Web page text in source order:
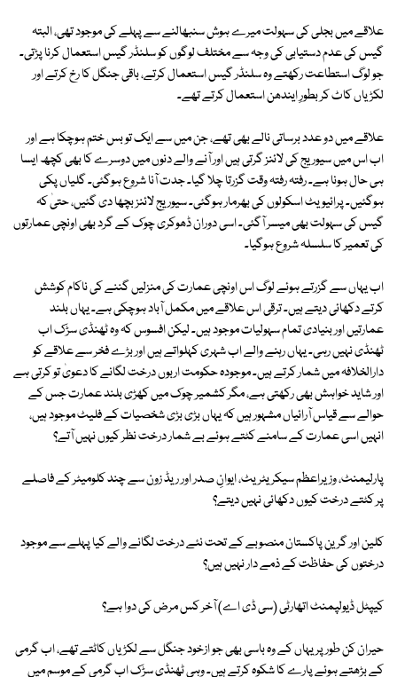
علاقے میں بجلی کی سہولت میرے ہوش سنبھالنے سے پہلے کی موجود تھی، البتہ
گیس کی عدم دستیابی کی وجہ سے مختلف لوگوں کو سلنڈر گیس استعمال کرنا پڑتی۔
جو لوگ استطاعت رکھتے وہ سلنڈر گیس استعمال کرتے، باقی جنگل کا رخ کرتے اور
لکڑیاں کاٹ کر بطورِ ایندھن استعمال کرتے تھے۔
علاقے میں دو عدد برساتی نالے بھی تھے، جن میں سے ایک تو بس ختم ہوچکا ہے اور
اب اس میں سیوریج کی لائنز گرتی ہیں اور آنے والے دنوں میں دوسرے کا بھی کچھ ایسا
ہی حال ہونا ہے۔ رفتہ رفتہ وقت گزرتا چلا گیا۔ جدت آنا شروع ہوگئی۔ گلیاں پکی
ہوگئیں۔ پرائیویٹ اسکولوں کی بھرمار ہوگئی۔ سیوریج لائنز بچھا دی گئیں، حتیٰ کہ
گیس کی سہولت بھی میسر آگئی۔ اسی دوران ڈھوکری چوک کے گرد بھی اونچی عمارتوں
کی تعمیر کا سلسلہ شروع ہوگیا۔
اب یہاں سے گزرتے ہوئے لوگ اس اونچی عمارت کی منزلیں گننے کی ناکام کوشش
کرتے دکھائی دیتے ہیں۔ ترقی اس علاقے میں مکمل آباد ہوچکی ہے۔ یہاں بلند
عمارتیں اور بنیادی تمام سہولیات موجود ہیں۔ لیکن افسوس کہ وہ ٹھنڈی سڑک اب
ٹھنڈی نہیں رہی۔ یہاں رہنے والے اب شہری کہلواتے ہیں اور بڑے فخر سے علاقے کو
دارالخلافہ میں شمار کرتے ہیں۔ موجودہ حکومت اربوں درخت لگانے کا دعویٰ تو کرتی ہے
اور شاید خواہش بھی رکھتی ہے، مگر کشمیر چوک میں کھڑی بلند عمارت جس کے
حوالے سے قیاس آرائیاں مشہور ہیں کہ یہاں بڑی بڑی شخصیات کے فلیٹ موجود ہیں،
انہیں اسی عمارت کے سامنے کٹتے ہوئے بے شمار درخت نظر کیوں نہیں آتے؟
پارلیمنٹ، وزیراعظم سیکریٹریٹ، ایوانِ صدر اور ریڈ زون سے چند کلومیٹر کے فاصلے
پر کٹتے درخت کیوں دکھائی نہیں دیتے؟
کلین اور گرین پاکستان منصوبے کے تحت نئے درخت لگانے والے کیا پہلے سے موجود
درختوں کی حفاظت کے ذمے دار نہیں ہیں؟
کیپٹل ڈیولپمنٹ اتھارٹی (سی ڈی اے) آخر کس مرض کی دوا ہے؟
حیران کن طور پر یہاں کے وہ باسی بھی جو ازخود جنگل سے لکڑیاں کاٹتے تھے، اب گرمی
کے بڑھتے ہوئے پارے کا شکوہ کرتے ہیں۔ وہی ٹھنڈی سڑک اب گرمی کے موسم میں